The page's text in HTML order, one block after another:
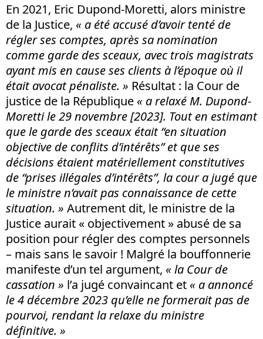
En 2021, Eric Dupond-Moretti, alors ministre
de la Justice, « a été accusé d’avoir tenté de
régler ses comptes, après sa nomination
comme garde des sceaux, avec trois magistrats
ayant mis en cause ses clients à l’époque où il
était avocat pénaliste. » Résultat : la Cour de
justice de la République « a relaxé M. Dupond-
Moretti le 29 novembre [2023]. Tout en estimant
que le garde des sceaux était “en situation
objective de conflits d’intérêts”et que ses
décisions étaient matériellement constitutives
de “prises illégales d’intérêts”, la cour a jugé que
le ministre n’avait pas connaissance de cette
situation. » Autrement dit, le ministre de la
Justice aurait « objectivement » abusé de sa
position pour régler des comptes personnels
– mais sans le savoir ! Malgré la bouffonnerie
manifeste d’un tel argument, « la Cour de
cassation » l’a jugé convaincant et « a annoncé
le 4 décembre 2023 qu’elle ne formerait pas de
pourvoi, rendant la relaxe du ministre
définitive. »